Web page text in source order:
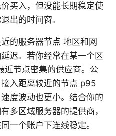
买入，但没能长期稳定使
出的时间窗。
的服务器节点 地区和网
迟。若你经常在某一个区
近节点密集的供应商。公
入距离较近的节点 p95
度波动也更小。结合你的
多区域服务器的提供商，
一个账户下连线稳定。